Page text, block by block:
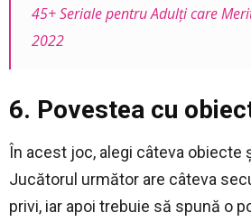
45+ Seriale pentru Adulți care
2022
6. Povestea cu
În acest joc, alegi câteva obiecte
Jucătorul următor are câteva
privi, iar apoi trebuie să spună o